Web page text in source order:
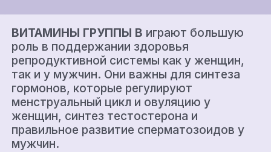
ВИТАМИНЫ ГРУППЫ В играют большую
роль в поддержании здоровья
репродуктивной системы как у женщин,
так и у мужчин. Они важны для синтеза
гормонов, которые регулируют
менструальный цикл и овуляцию у
женщин, синтез тестостерона и
правильное развитие сперматозоидов у
мужчин.